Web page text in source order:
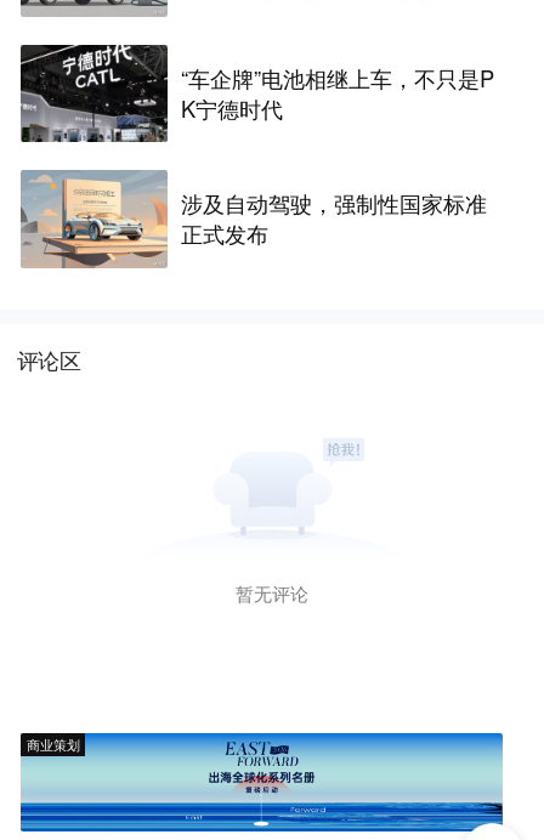
“车企牌”电池相继上车，不只是P
K宁德时代
涉及自动驾驶，强制性国家标准
正式发布
评论区
暂无评论
商业策划